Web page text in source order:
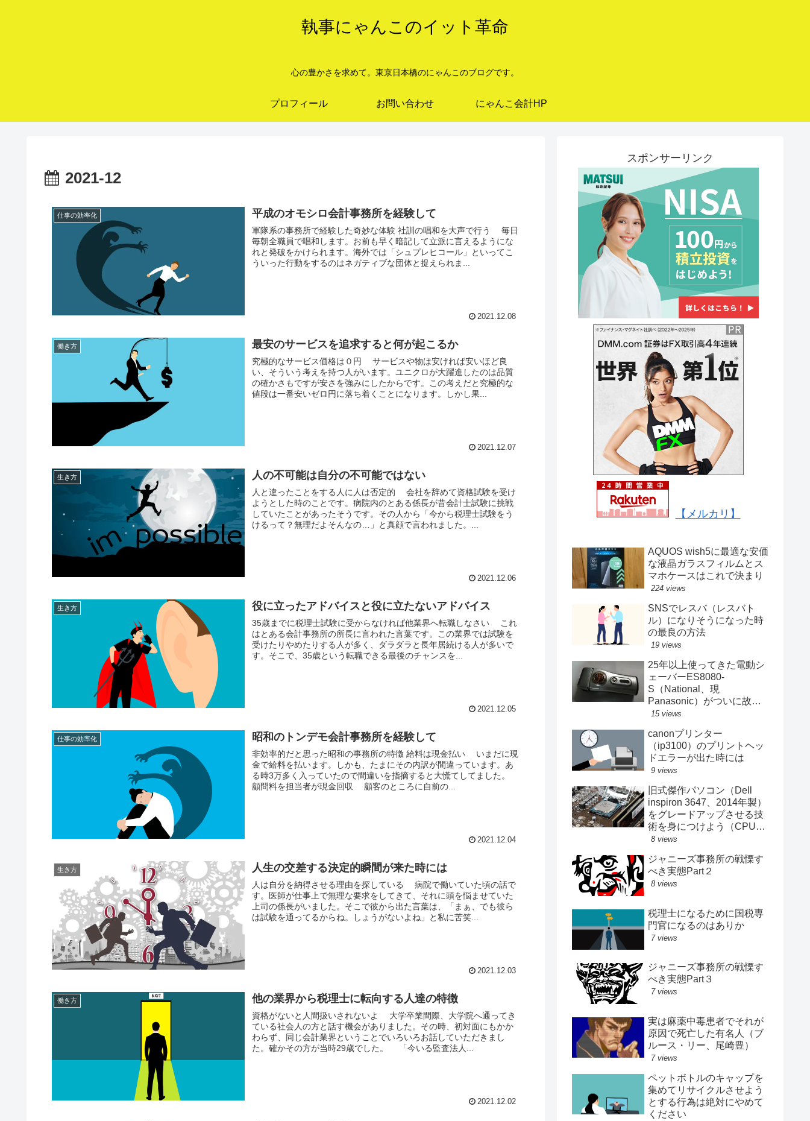
執事にゃんこのイット革命
心の豊かさを求めて。東京日本橋のにゃんこのブログです。
プロフィール お問い合わせ にゃんこ会計HP
2021-12
仕事の効率化 平成のオモシロ会計事務所を経験して
軍隊系の事務所で経験した奇妙な体験 社訓の唱和を大声で行う 毎日
毎朝全職員で唱和します。お前も早く暗記して立派に言えるようにな
れと発破をかけられます。海外では「シュプレヒコール」といってこ
ういった行動をするのはネガティブな団体と捉えられま...
2021.12.08
働き方 最安のサービスを追求すると何が起こるか
究極的なサービス価格は０円 サービスや物は安ければ安いほど良
い、そういう考えを持つ人がいます。ユニクロが大躍進したのは品質
の確かさもですが安さを強みにしたからです。この考えだと究極的な
値段は一番安いゼロ円に落ち着くことになります。しかし果...
2021.12.07
生き方 人の不可能は自分の不可能ではない
人と違ったことをする人に人は否定的 会社を辞めて資格試験を受け
ようとした時のことです。病院内のとある係長が昔会計士試験に挑戦
していたことがあったそうです。その人から「今から税理士試験をう
けるって？無理だよそんなの…」と真顔で言われました。...
2021.12.06
生き方 役に立ったアドバイスと役に立たないアドバイス
35歳までに税理士試験に受からなければ他業界へ転職しなさい これ
はとある会計事務所の所長に言われた言葉です。この業界では試験を
受けたりやめたりする人が多く、ダラダラと長年居続ける人が多いで
す。そこで、35歳という転職できる最後のチャンスを...
2021.12.05
仕事の効率化 昭和のトンデモ会計事務所を経験して
非効率的だと思った昭和の事務所の特徴 給料は現金払い いまだに現
金で給料を払います。しかも、たまにその内訳が間違っています。あ
る時3万多く入っていたので間違いを指摘すると大慌てしてました。
顧問料を担当者が現金回収 顧客のところに自前の...
2021.12.04
生き方 人生の交差する決定的瞬間が来た時には
人は自分を納得させる理由を探している 病院で働いていた頃の話で
す。医師が仕事上で無理な要求をしてきて、それに頭を悩ませていた
上司の係長がいました。そこで彼から出た言葉は、「まぁ、でも彼ら
は試験を通ってるからね。しょうがないよね」と私に苦笑...
2021.12.03
働き方 他の業界から税理士に転向する人達の特徴
資格がないと人間扱いされないよ 大学卒業間際、大学院へ通ってき
ている社会人の方と話す機会がありました。その時、初対面にもかか
わらず、同じ会計業界ということでいろいろお話していただきまし
た。確かその方が当時29歳でした。 「今いる監査法人...
2021.12.02
スポンサーリンク
【メルカリ】
AQUOS wish5に最適な安価
な液晶ガラスフィルムとス
マホケースはこれで決まり
224 views
SNSでレスバ（レスバト
ル）になりそうになった時
の最良の方法
19 views
25年以上使ってきた電動シ
ェーバーES8080-
S（National、現
Panasonic）がついに故障
する
15 views
canonプリンター
（ip3100）のプリントヘッ
ドエラーが出た時には
9 views
旧式傑作パソコン（Dell
inspiron 3647、2014年製）
をグレードアップさせる技
術を身につけよう（CPU、
メモリ、SSD交換記録）
8 views
ジャニーズ事務所の戦慄す
べき実態Part２
8 views
税理士になるために国税専
門官になるのはありか
7 views
ジャニーズ事務所の戦慄す
べき実態Part３
7 views
実は麻薬中毒患者でそれが
原因で死亡した有名人（ブ
ルース・リー、尾崎豊）
7 views
ペットボトルのキャップを
集めてリサイクルさせよう
とする行為は絶対にやめて
ください